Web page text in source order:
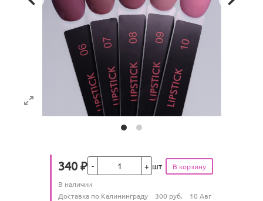
Цена
340 ₽Кол-во шт
Количество
В наличии
Условия доставки
Доставка по Калининграду 300 руб. 10 Авг